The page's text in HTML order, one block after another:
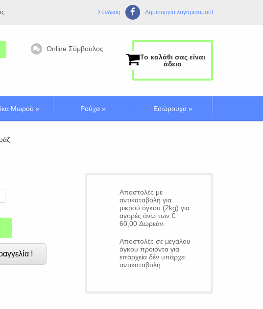
Σύνδεση Δημιουργία λογαριασμούt
Online Σύμβουλος
Το καλάθι σας είναι
άδειο
Μωρού » Ρούχα » Εσώρουχα »
!
Αποστολές με
αντικαταβολή για
μικρού όγκου (2kg) για
αγορές άνω των €
60,00 Δωρεάν.
Αποστολές σε μεγάλου
όγκου προιόντα για
επαρχεία δέν υπάρχει
αντικαταβολή.